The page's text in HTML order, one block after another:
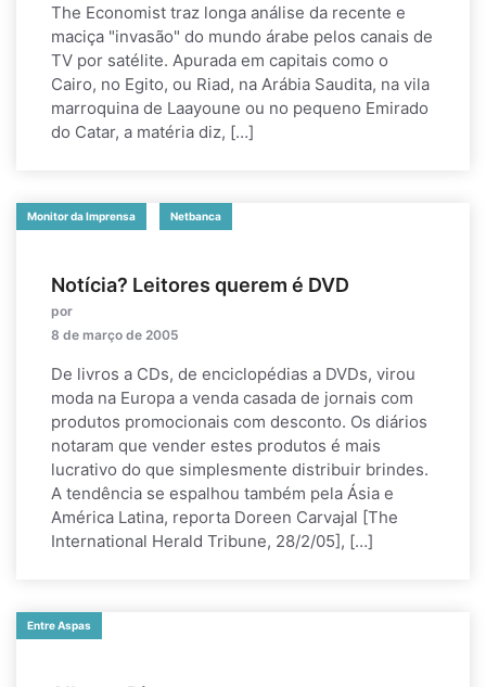
The Economist traz longa análise da recente e
maciça "invasão" do mundo árabe pelos canais de
TV por satélite. Apurada em capitais como o
Cairo, no Egito, ou Riad, na Arábia Saudita, na vila
marroquina de Laayoune ou no pequeno Emirado
do Catar, a matéria diz, […]
Monitor da Imprensa Netbanca
Notícia? Leitores querem é DVD
por
8 de março de 2005
De livros a CDs, de enciclopédias a DVDs, virou
moda na Europa a venda casada de jornais com
produtos promocionais com desconto. Os diários
notaram que vender estes produtos é mais
lucrativo do que simplesmente distribuir brindes.
A tendência se espalhou também pela Ásia e
América Latina, reporta Doreen Carvajal [The
International Herald Tribune, 28/2/05], […]
Entre Aspas